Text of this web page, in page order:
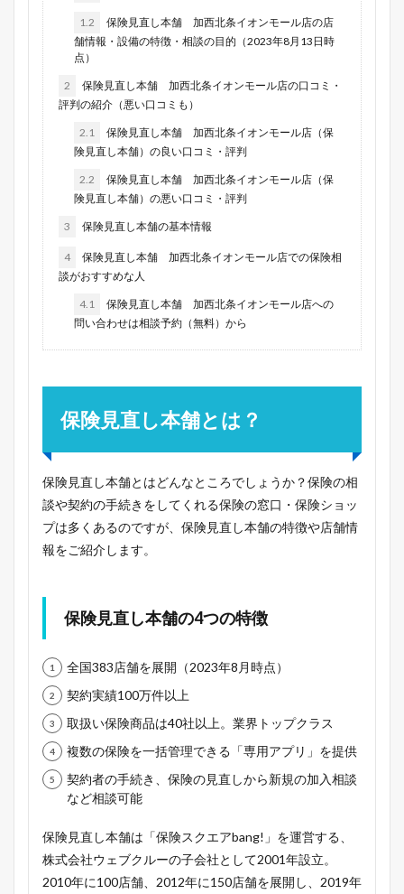
1.2
保険見直し本舗 加西北条イオンモール店の店
舗情報・設備の特徴・相談の目的（2023年8月13日時
点）
2
保険見直し本舗 加西北条イオンモール店の口コミ・
評判の紹介（悪い口コミも）
2.1
保険見直し本舗 加西北条イオンモール店（保
険見直し本舗）の良い口コミ・評判
2.2
保険見直し本舗 加西北条イオンモール店（保
険見直し本舗）の悪い口コミ・評判
3 保険見直し本舗の基本情報
4
保険見直し本舗 加西北条イオンモール店での保険相
談がおすすめな人
4.1
保険見直し本舗 加西北条イオンモール店への
問い合わせは相談予約（無料）から
保険見直し本舗とは？
保険見直し本舗とはどんなところでしょうか？保険の相
談や契約の手続きをしてくれる保険の窓口・保険ショッ
プは多くあるのですが、保険見直し本舗の特徴や店舗情
報をご紹介します。
保険見直し本舗の4つの特徴
全国383店舗を展開（2023年8月時点）
契約実績100万件以上
取扱い保険商品は40社以上。業界トップクラス
複数の保険を一括管理できる「専用アプリ」を提供
契約者の手続き、保険の見直しから新規の加入相談
など相談可能
保険見直し本舗は「保険スクエアbang!」を運営する、
株式会社ウェブクルーの子会社として2001年設立。
2010年に100店舗、2012年に150店舗を展開し、2019年